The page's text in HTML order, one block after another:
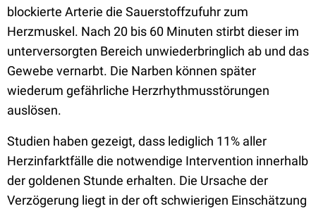
blockierte Arterie die Sauerstoffzufuhr zum
Herzmuskel. Nach 20 bis 60 Minuten stirbt dieser im
unterversorgten Bereich unwiederbringlich ab und das
Gewebe vernarbt. Die Narben können später
wiederum gefährliche Herzrhythmusstörungen
auslösen.
Studien haben gezeigt, dass lediglich 11% aller
Herzinfarktfälle die notwendige Intervention innerhalb
der goldenen Stunde erhalten. Die Ursache der
Verzögerung liegt in der oft schwierigen Einschätzung